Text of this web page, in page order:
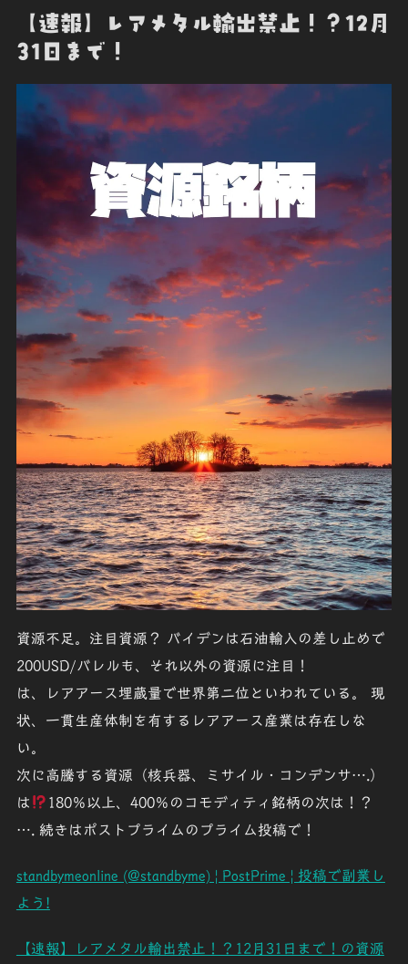
【速報】レアメタル輸出禁止！？12月
31日まで！
資源不足。注目資源？ バイデンは石油輸入の差し止めで
200USD/バレルも、それ以外の資源に注目！
は、レアアース埋蔵量で世界第二位といわれている。 現
状、一貫生産体制を有するレアアース産業は存在しな
い。
次に高騰する資源（核兵器、ミサイル・コンデンサ….）
は
180％以上、400％のコモディティ銘柄の次は！？
…. 続きはポストプライムのプライム投稿で！
standbymeonline (@standbyme) | PostPrime | 投稿で副業し
よう!
【速報】レアメタル輸出禁止！？12月31日まで！の資源